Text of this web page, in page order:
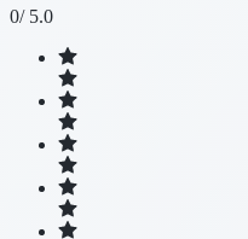
0/ 5.0